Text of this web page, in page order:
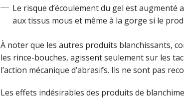
Le risque d’écoulement du gel est augmenté
aux tissus mous et même à la gorge si le
À noter que les autres produits blanchissants,
les rince-bouches, agissent seulement sur les
l’action mécanique d’abrasifs. Ils ne sont pas
Les effets indésirables des produits de